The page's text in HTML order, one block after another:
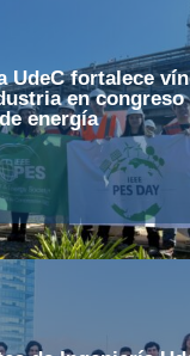
UdeC fortalece
en congreso
energía